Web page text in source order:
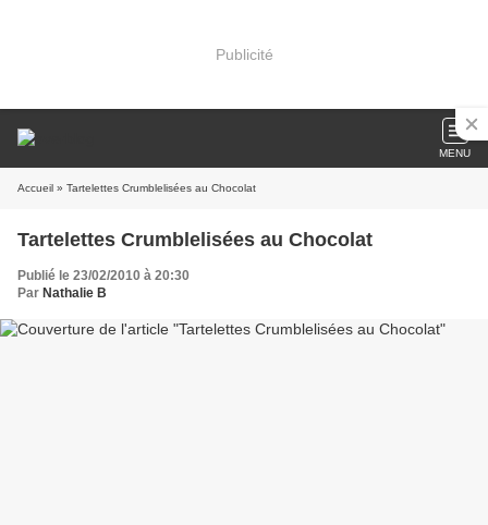
Publicité
MENU
Accueil » Tartelettes Crumblelisées au Chocolat
Tartelettes Crumblelisées au Chocolat
Publié le 23/02/2010 à 20:30
Par Nathalie B